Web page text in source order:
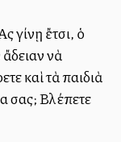
γίνῃ ἔτσι, ὁ
νὰ
καὶ τὰ παιδιὰ
σας; Βλέπετε